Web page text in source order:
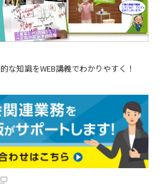
な知識をWEB講義でわかりやすく！